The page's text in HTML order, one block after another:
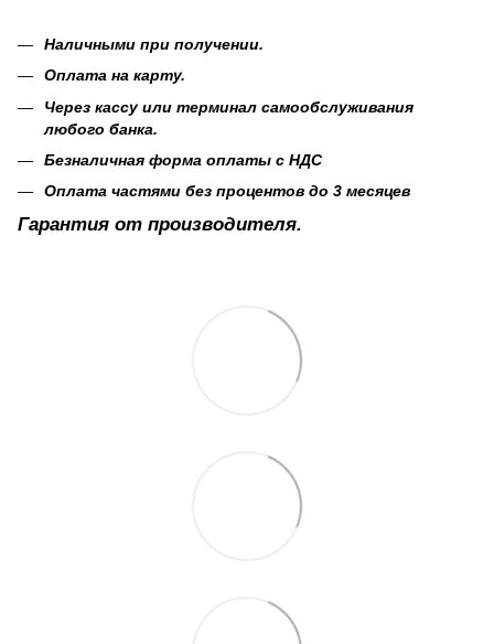
Наличными при получении.
Оплата на карту.
Через кассу или терминал самообслуживания
любого банка.
Безналичная форма оплаты с НДС
Оплата частями без процентов до 3 месяцев
Гарантия от производителя.